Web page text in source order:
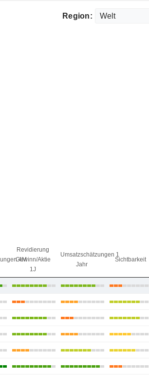
Region:
4M
Revidierung
Gewinn/Aktie
1J
Umsatzschätzungen 1
Jahr
Sichtbarkeit